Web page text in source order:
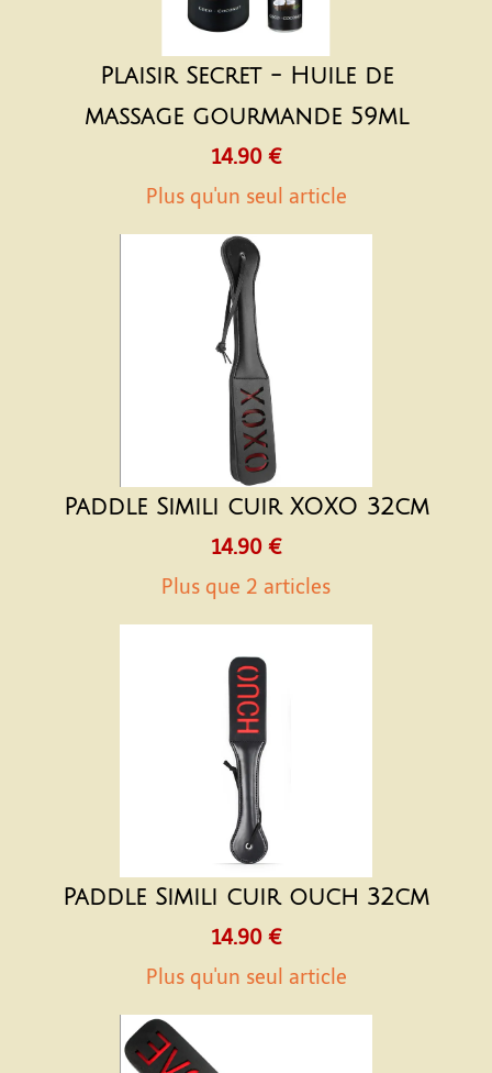
Plaisir Secret - Huile de
massage gourmande 59ml
14.90 €
Plus qu'un seul article
Paddle Simili cuir XOXO 32cm
14.90 €
Plus que 2 articles
Paddle Simili cuir ouch 32cm
14.90 €
Plus qu'un seul article